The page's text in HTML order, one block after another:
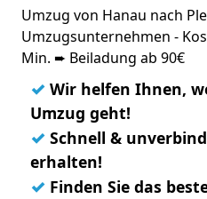
Umzug von Hanau nach
Umzugsunternehmen -
Min. ➨ Beiladung ab 90€
✓ Wir helfen Ihnen,
Umzug geht!
✓ Schnell &
erhalten!
✓ Finden Sie das